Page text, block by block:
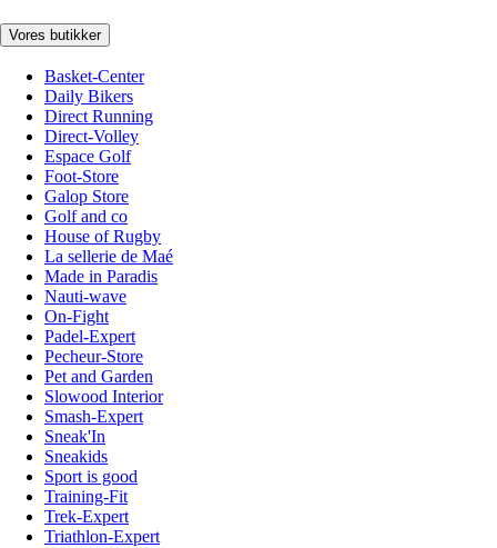
Vores butikker
Basket-Center
Daily Bikers
Direct Running
Direct-Volley
Espace Golf
Foot-Store
Galop Store
Golf and co
House of Rugby
La sellerie de Maé
Made in Paradis
Nauti-wave
On-Fight
Padel-Expert
Pecheur-Store
Pet and Garden
Slowood Interior
Smash-Expert
Sneak'In
Sneakids
Sport is good
Training-Fit
Trek-Expert
Triathlon-Expert